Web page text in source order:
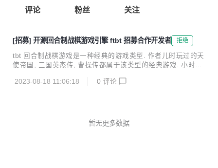
评论
粉丝 关注
[招募] 开源回合制战棋游戏引擎 ftbt 招募合作开发者 拒绝
tbt 回合制战棋游戏是一种经典的游戏类型. 作者儿时玩过的天
使帝国, 三国英杰传, 曹操传都属于该类型的经典游戏. 小时候
tbt 引擎也是为了实现一种情怀. 引擎使用 go 语言开发. 开发
面, 以及丰富规则与关卡设计. 要求: 使用 go 语言开发.
2023-08-18 11:06:18 0 评论
暂无更多数据